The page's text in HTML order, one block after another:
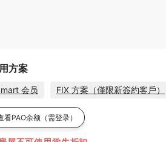
方案
会员 FIX 方案（僅限新簽約客戶）
看PAO余额 （需登录）